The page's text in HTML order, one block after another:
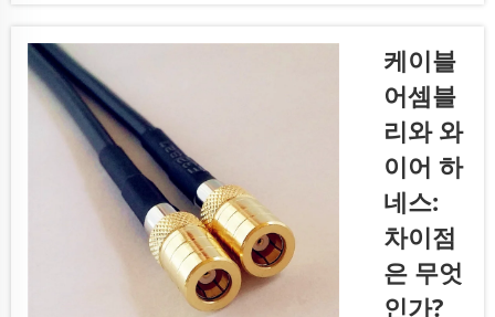
젝트에서
매우 중요
한 결정입
니다. 와
이어 하네
스는 전기
를 안전하
고 효율적
으로 전달
하기 위해
케이블
어셈블
리와 와
이어 하
네스:
차이점
은 무엇
인가?